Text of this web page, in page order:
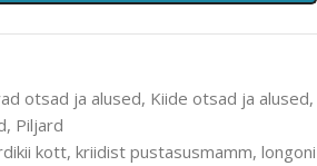
otsad ja alused, Kiide otsad ja alused,
, Piljard
kott, kriidist pustasusmamm, longoni